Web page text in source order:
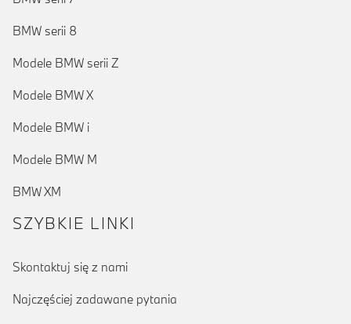
BMW serii 8
Modele BMW serii Z
Modele BMW X
Modele BMW i
Modele BMW M
BMW XM
SZYBKIE LINKI
Skontaktuj się z nami
Najczęściej zadawane pytania